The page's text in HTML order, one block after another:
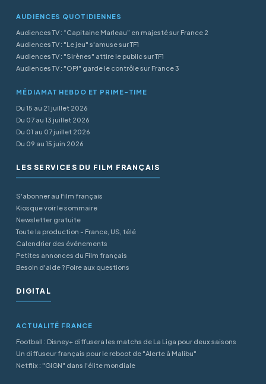
AUDIENCES QUOTIDIENNES
Audiences TV : “Capitaine Marleau” en majesté sur France 2
Audiences TV : "Le jeu" s'amuse sur TF1
Audiences TV : "Sirènes" attire le public sur TF1
Audiences TV : "OPJ" garde le contrôle sur France 3
MÉDIAMAT HEBDO ET PRIME-TIME
Du 15 au 21 juillet 2026
Du 07 au 13 juillet 2026
Du 01 au 07 juillet 2026
Du 09 au 15 juin 2026
LES SERVICES DU FILM FRANÇAIS
S'abonner au Film français
Kiosque voir le sommaire
Newsletter gratuite
Toute la production - France, US, télé
Calendrier des événements
Petites annonces du Film français
Besoin d'aide ? Foire aux questions
DIGITAL
ACTUALITÉ FRANCE
Football : Disney+ diffusera les matchs de La Liga pour deux saisons
Un diffuseur français pour le reboot de "Alerte à Malibu"
Netflix : "GIGN" dans l'élite mondiale